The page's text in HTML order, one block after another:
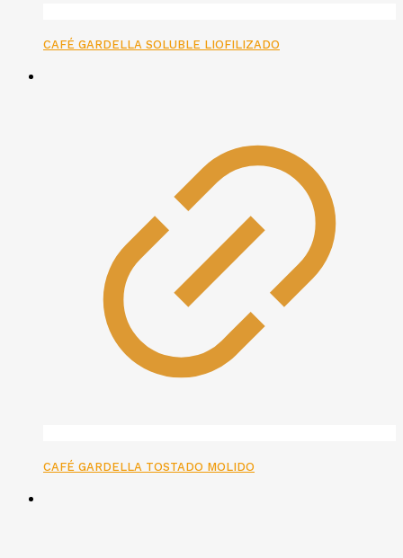
CAFÉ GARDELLA SOLUBLE LIOFILIZADO
CAFÉ GARDELLA TOSTADO MOLIDO